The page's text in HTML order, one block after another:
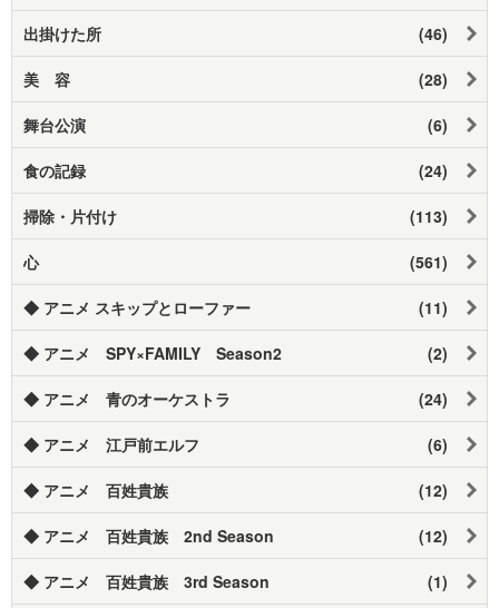
出掛けた所 (46)
美 容 (28)
舞台公演 (6)
食の記録 (24)
掃除・片付け (113)
心 (561)
◆ アニメ スキップとローファー (11)
◆ アニメ SPY×FAMILY Season2 (2)
◆ アニメ 青のオーケストラ (24)
◆ アニメ 江戸前エルフ (6)
◆ アニメ 百姓貴族 (12)
◆ アニメ 百姓貴族 2nd Season (12)
◆ アニメ 百姓貴族 3rd Season (1)